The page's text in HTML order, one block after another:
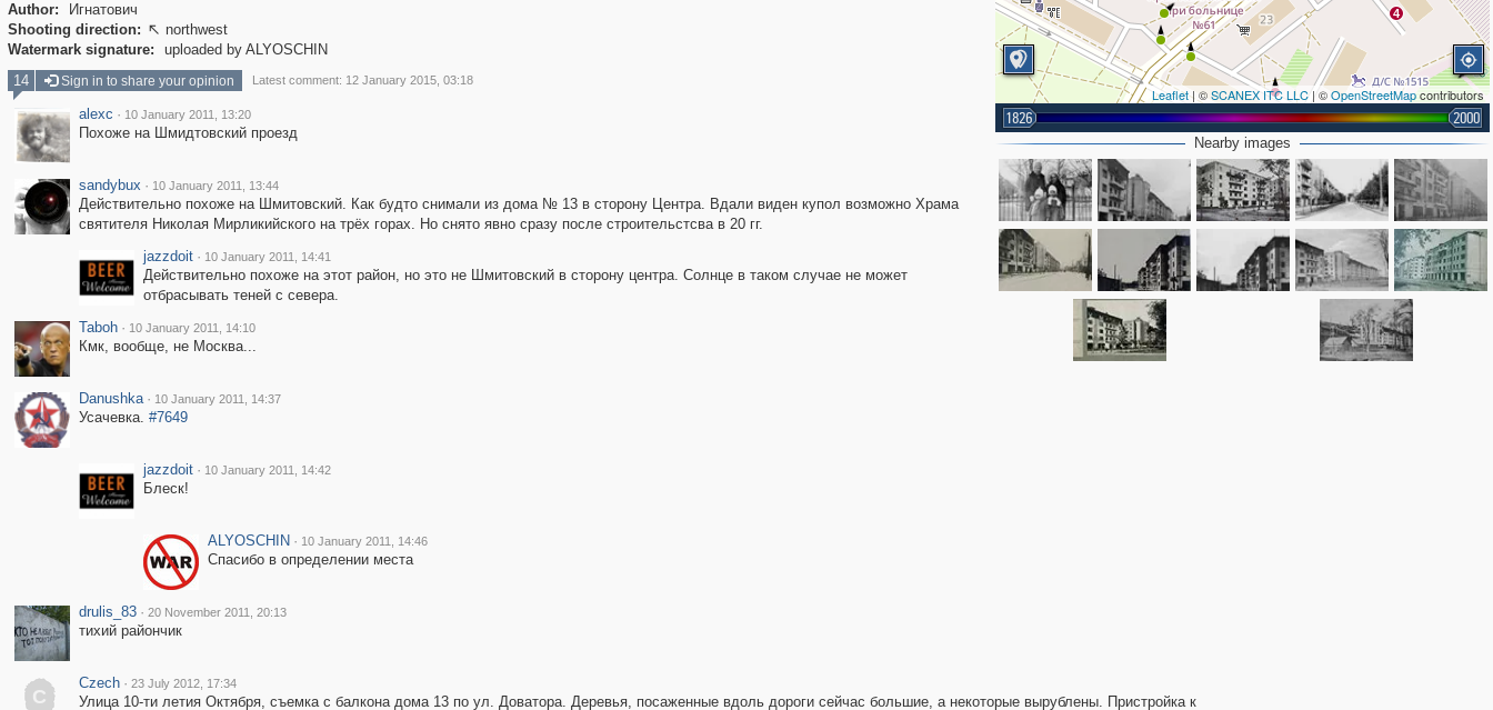
Author:
Игнатович
Shooting direction:  northwest
Watermark signature:
uploaded by ALYOSCHIN
4
2
Leaflet| ©SCANEX ITC LLC | ©OpenStreetMapcontributors
1826 2000
Nearby images
14 Sign in to share your opinion Latest comment: 12 January 2015, 03:18
alexc · 10 January 2011, 13:20
Похоже на Шмидтовский проезд
sandybux · 10 January 2011, 13:44
Действительно похоже на Шмитовский. Как будто снимали из дома № 13 в сторону Центра. Вдали виден купол возможно Храма
святителя Николая Мирликийского на трёх горах. Но снято явно сразу после строительстсва в 20 гг.
jazzdoit · 10 January 2011, 14:41
Действительно похоже на этот район, но это не Шмитовский в сторону центра. Солнце в таком случае не может
отбрасывать теней с севера.
Taboh · 10 January 2011, 14:10
Кмк, вообще, не Москва...
Danushka · 10 January 2011, 14:37
Усачевка. #7649
jazzdoit · 10 January 2011, 14:42
Блеск!
ALYOSCHIN · 10 January 2011, 14:46
Спасибо в определении места
drulis_83 · 20 November 2011, 20:13
тихий райончик
C
Czech · 23 July 2012, 17:34
Улица 10-ти летия Октября, съемка с балкона дома 13 по ул. Доватора. Деревья, посаженные вдоль дороги сейчас большие, а некоторые вырублены. Пристройка к